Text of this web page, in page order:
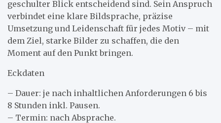
geschulter Blick entscheidend sind. Sein Anspruch
verbindet eine klare Bildsprache, präzise
Umsetzung und Leidenschaft für jedes Motiv – mit
dem Ziel, starke Bilder zu schaffen, die den
Moment auf den Punkt bringen.
Eckdaten
– Dauer: je nach inhaltlichen Anforderungen 6 bis
8 Stunden inkl. Pausen.
– Termin: nach Absprache.